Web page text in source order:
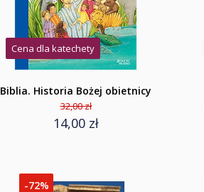
Cena dla katechety
Biblia. Historia Bożej obietnicy
32,00 zł
14,00 zł
-72%